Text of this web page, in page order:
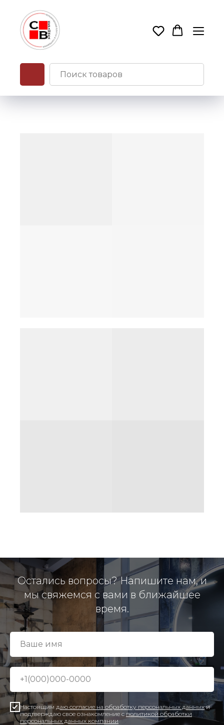
Остались вопросы? Напишите нам, и
мы свяжемся с вами в ближайшее
время.
Настоящим даю согласие на обработку персональных данныхи
подтверждаю свое ознакомление с политикой обработки
персональных данных компании